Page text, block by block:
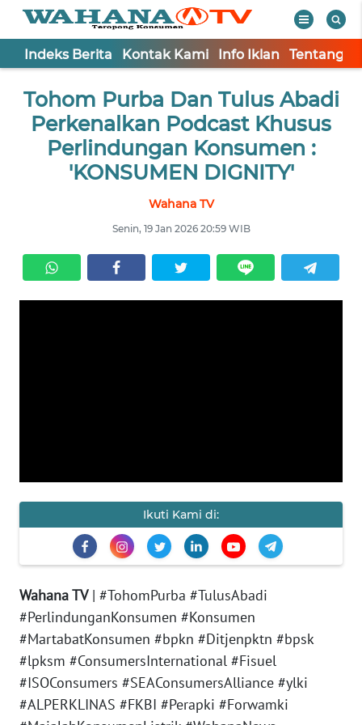
Indeks Berita Kontak Kami Info Iklan Tentang
Tohom Purba Dan Tulus Abadi
Perkenalkan Podcast Khusus
Perlindungan Konsumen :
'KONSUMEN DIGNITY'
Wahana TV
Senin, 19 Jan 2026 20:59 WIB
Ikuti Kami di:
Wahana TV| #TohomPurba #TulusAbadi
#PerlindunganKonsumen #Konsumen
#MartabatKonsumen #bpkn #Ditjenpktn #bpsk
#lpksm #ConsumersInternational #Fisuel
#ISOConsumers #SEAConsumersAlliance #ylki
#ALPERKLINAS #FKBI #Perapki #Forwamki
TV
Tutup
Informasi
KAMI
Wahana
News
Regional
WN
SUMUT